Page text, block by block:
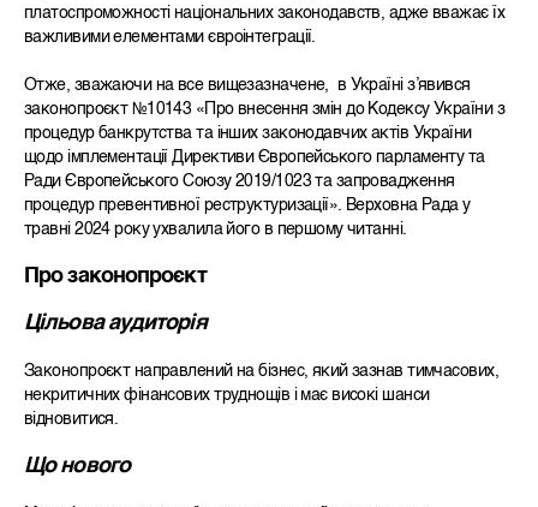
платоспроможності національних законодавств, адже вважає їх
важливими елементами євроінтеграції.
Отже, зважаючи на все вищезазначене, в Україні зʼявився
законопроєкт №10143 «Про внесення змін до Кодексу України з
процедур банкрутства та інших законодавчих актів України
щодо імплементації Директиви Європейського парламенту та
Ради Європейського Союзу 2019/1023 та запровадження
процедур превентивної реструктуризації». Верховна Рада у
травні 2024 року ухвалила його в першому читанні.
Про законопроєкт
Цільова аудиторія
Законопроєкт направлений на бізнес, який зазнав тимчасових,
некритичних фінансових труднощів і має високі шанси
відновитися.
Що нового